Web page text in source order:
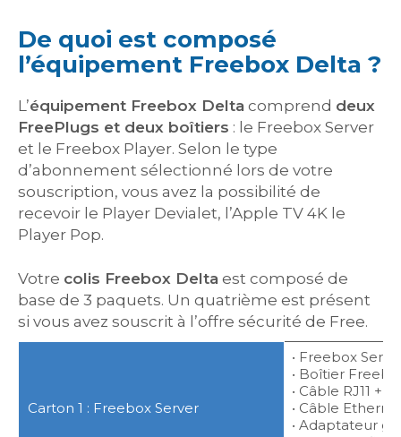
De quoi est composé
l’équipement Freebox Delta ?
L’équipement Freebox Delta comprend deux
FreePlugs et deux boîtiers : le Freebox Server
et le Freebox Player. Selon le type
d’abonnement sélectionné lors de votre
souscription, vous avez la possibilité de
recevoir le Player Devialet, l’Apple TV 4K le
Player Pop.
Votre colis Freebox Delta est composé de
base de 3 paquets. Un quatrième est présent
si vous avez souscrit à l’offre sécurité de Free.
Carton 1 : Freebox Server
• Freebox
• Boîtier
• Câble RJ11 +
• Câble
• Adaptateur